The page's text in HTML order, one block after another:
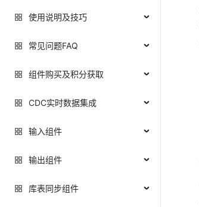
使用说明及技巧
常见问题FAQ
组件购买及积分获取
CDC实时数据集成
输入组件
输出组件
库表同步组件